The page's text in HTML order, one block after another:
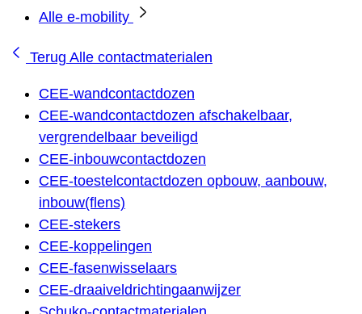
Alle e-mobility
Terug Alle contactmaterialen
CEE-wandcontactdozen
CEE-wandcontactdozen afschakelbaar,
vergrendelbaar beveiligd
CEE-inbouwcontactdozen
CEE-toestelcontactdozen opbouw, aanbouw,
inbouw(flens)
CEE-stekers
CEE-koppelingen
CEE-fasenwisselaars
CEE-draaiveldrichtingaanwijzer